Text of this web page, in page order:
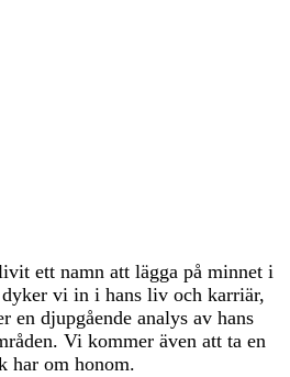
ett namn att lägga på minnet i
vi in i hans liv och karriär,
en djupgående analys av hans
Vi kommer även att ta en
har om honom.